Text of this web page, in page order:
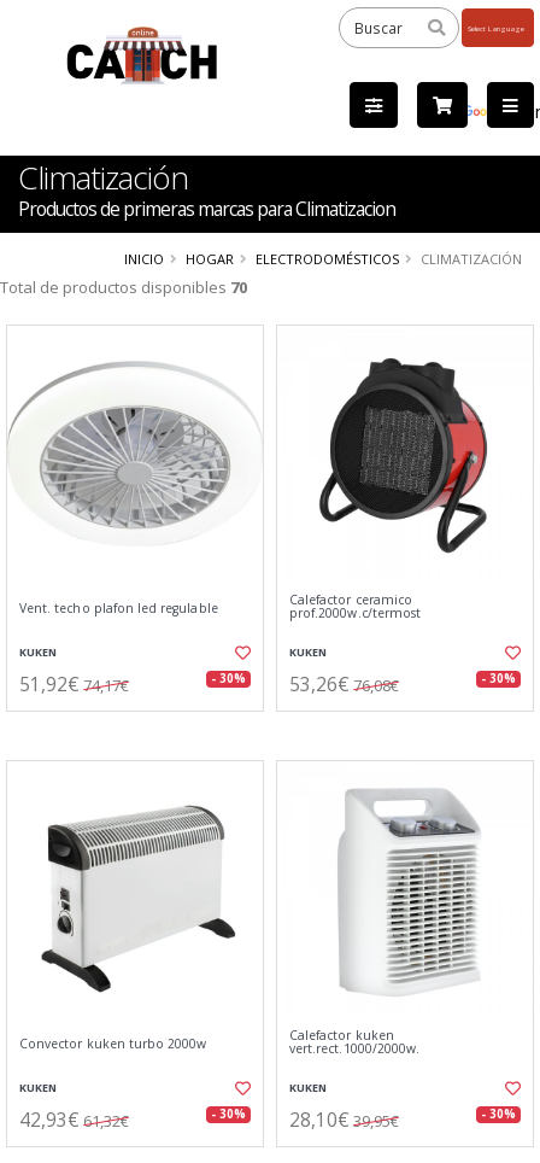
by
Climatización
Productos de primeras marcas para Climatizacion
INICIO HOGAR ELECTRODOMÉSTICOS CLIMATIZACIÓN
Total de productos disponibles 70
Vent. techo plafon led regulable
KUKEN
51,92€ 74,17€ - 30%
Calefactor ceramico
prof.2000w.c/termost
KUKEN
53,26€ 76,08€ - 30%
Convector kuken turbo 2000w
KUKEN
42,93€ 61,32€ - 30%
Calefactor kuken
vert.rect.1000/2000w.
KUKEN
28,10€ 39,95€ - 30%